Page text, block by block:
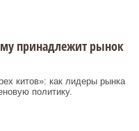
принадлежит рынок
китов»: как лидеры рынка
политику.